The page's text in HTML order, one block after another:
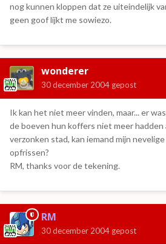
nog kunnen kloppen dat ze uiteindelijk
geen goof lijkt me sowiezo.
wonderer
30 december 2004 gepost
Ik kan het niet meer vinden, maar... er
de boeven hun koffers niet meer hadden
verzonken stad, kan iemand mijn
opfrissen?
RM, thanks voor de tekening.
RM
30 december 2004 gepost